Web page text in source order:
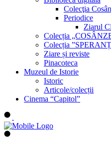
Colecţia
Periodice
Ziarul
Colecția
Colecția
Ziare și reviste
Pinacoteca
Muzeul de Istorie
Istoric
Articole/colecții
Cinema “Capitol”